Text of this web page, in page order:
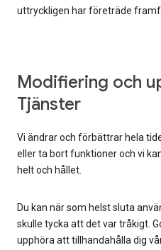
uttryckligen har företräde
Modifiering och
Tjänster
Vi ändrar och förbättrar hela
eller ta bort funktioner och vi
helt och hållet.
Du kan när som helst sluta
skulle tycka att det var tråkigt.
upphöra att tillhandahålla dig